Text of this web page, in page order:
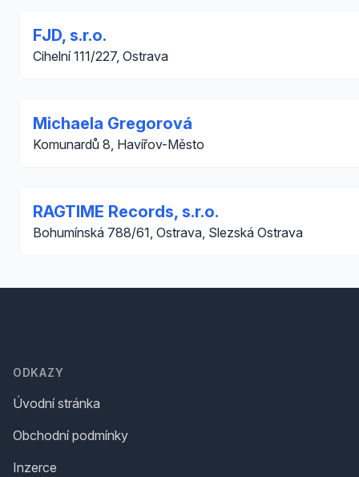
FJD, s.r.o.
Cihelní 111/227, Ostrava
Michaela Gregorová
Komunardů 8, Havířov-Město
RAGTIME Records, s.r.o.
Bohumínská 788/61, Ostrava, Slezská Ostrava
ODKAZY
Úvodní stránka
Obchodní podmínky
Inzerce